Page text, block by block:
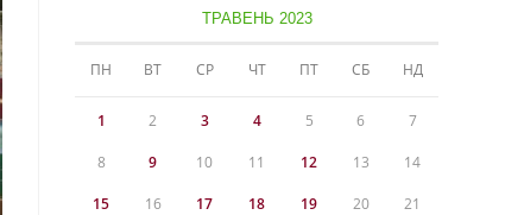
ТРАВЕНЬ 2023
ПН ВТ СР ЧТ ПТ СБ НД
1 2 3 4 5 6 7
8 9 10 11 12 13 14
15 16 17 18 19 20 21